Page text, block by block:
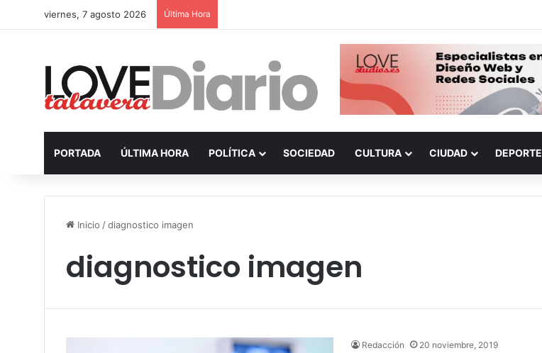
viernes, 7 agosto 2026 Última Hora
PORTADA ÚLTIMA HORA POLÍTICA SOCIEDAD CULTURA CIUDAD DEPORTE
Inicio /diagnostico imagen
diagnostico imagen
Redacción 20 noviembre, 2019